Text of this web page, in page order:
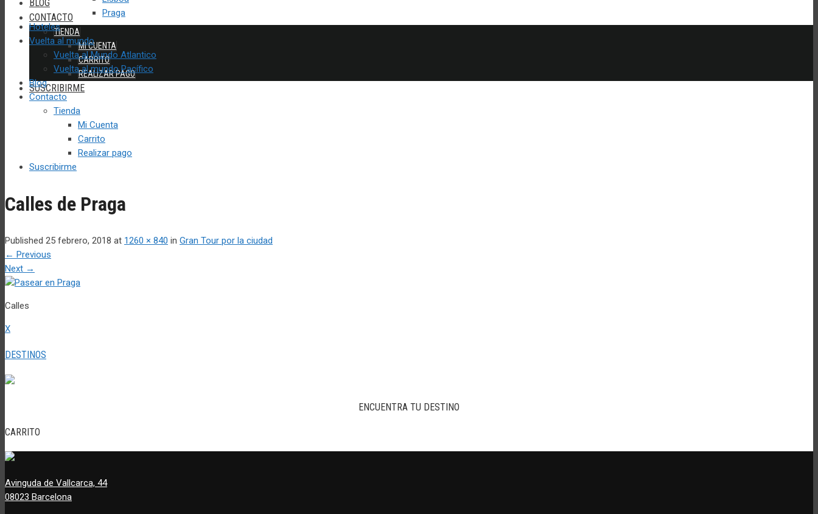
BLOG
CONTACTO
TIENDA
MI CUENTA
CARRITO
REALIZAR PAGO
SUSCRIBIRME
Praga
Hoteles
Vuelta al mundo
Vuelta al Mundo Atlantico
Vuelta al mundo Pacífico
Blog
Contacto
Tienda
Mi Cuenta
Carrito
Realizar pago
Suscribirme
Calles de Praga
Published 25 febrero, 2018 at 1260 × 840 in Gran Tour por la ciudad
← Previous
Next →
Calles
X
DESTINOS
ENCUENTRA TU DESTINO
CARRITO
Avinguda de Vallcarca, 44
08023 Barcelona